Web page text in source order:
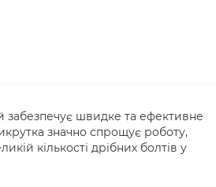
забезпечує швидке та ефективне
значно спрощує роботу,
кількості дрібних болтів у